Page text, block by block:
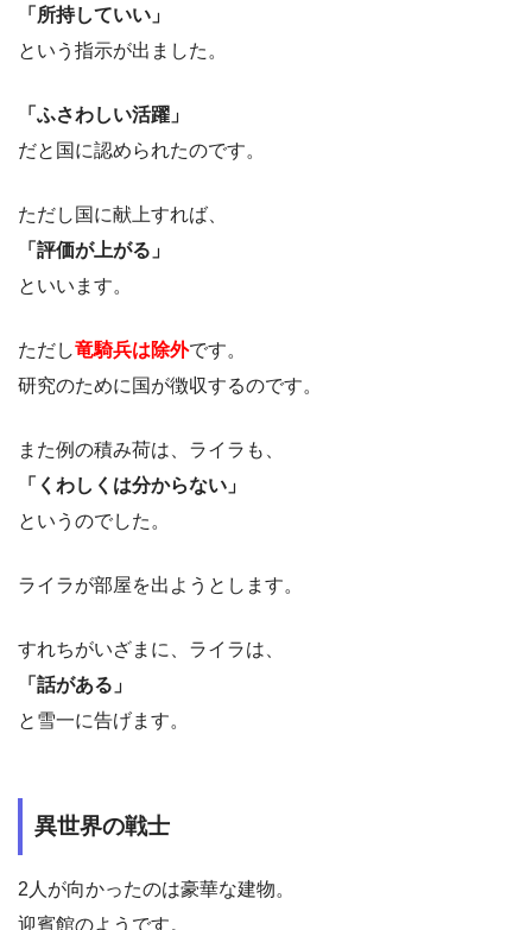
「所持していい」
という指示が出ました。
「ふさわしい活躍」
だと国に認められたのです。
ただし国に献上すれば、
「評価が上がる」
といいます。
ただし竜騎兵は除外です。
研究のために国が徴収するのです。
また例の積み荷は、ライラも、
「くわしくは分からない」
というのでした。
ライラが部屋を出ようとします。
すれちがいざまに、ライラは、
「話がある」
と雪一に告げます。
異世界の戦士
2人が向かったのは豪華な建物。
迎賓館のようです。